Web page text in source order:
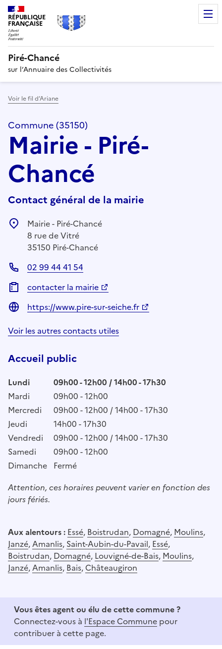
RÉPUBLIQUE
FRANÇAISE
Piré-Chancé
sur l’Annuaire des Collectivités
Voir le fil d’Ariane
Commune (35150)
Mairie - Piré-
Chancé
Contact général de la mairie
Mairie - Piré-Chancé
8 rue de Vitré
35150 Piré-Chancé
02 99 44 41 54
contacter la mairie
https://www.pire-sur-seiche.fr
Voir les autres contacts utiles
Accueil public
Lundi
09h00 - 12h00 / 14h00 - 17h30
Mardi
09h00 - 12h00
Mercredi
09h00 - 12h00 / 14h00 - 17h30
Jeudi
14h00 - 17h30
Vendredi
09h00 - 12h00 / 14h00 - 17h30
Samedi
09h00 - 12h00
Dimanche Fermé
Attention, ces horaires peuvent varier en fonction des
jours fériés.
Aux alentours : Essé, Boistrudan, Domagné, Moulins,
Janzé,Amanlis, Saint-Aubin-du-Pavail, Essé,
Boistrudan, Domagné, Louvigné-de-Bais, Moulins,
Janzé,Amanlis, Bais, Châteaugiron
Vous êtes agent ou élu de cette commune ?
Connectez-vous à l'Espace Commune pour
contribuer à cette page.